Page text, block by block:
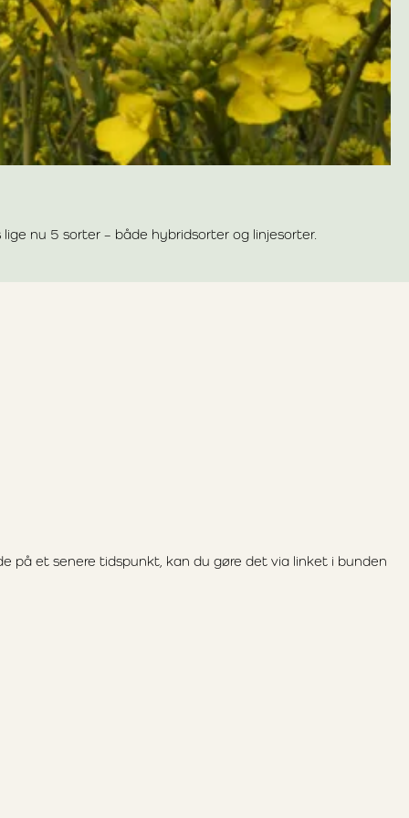
nu 5 sorter – både hybridsorter og linjesorter.
på et senere tidspunkt, kan du gøre det via linket i bunden